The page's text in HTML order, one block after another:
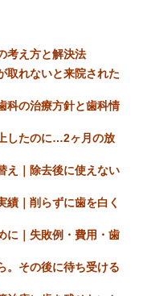
考え方と解決法
取れないと来院された
科の治療方針と歯科情
したのに…2ヶ月の放
え｜除去後に使えない
績｜削らずに歯を白く
に｜失敗例・費用・歯
。その後に待ち受ける